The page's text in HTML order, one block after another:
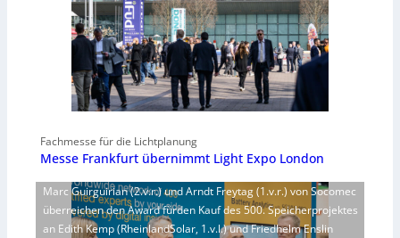
Fachmesse für die Lichtplanung
Messe Frankfurt übernimmt Light Expo London
Marc Guirguirian (2.v.r.) und Arndt Freytag (1.v.r.) von Socomec
überreichen den Award fürden Kauf des 500. Speicherprojektes
an Edith Kemp (RheinlandSolar, 1.v.l.) und Friedhelm Enslin